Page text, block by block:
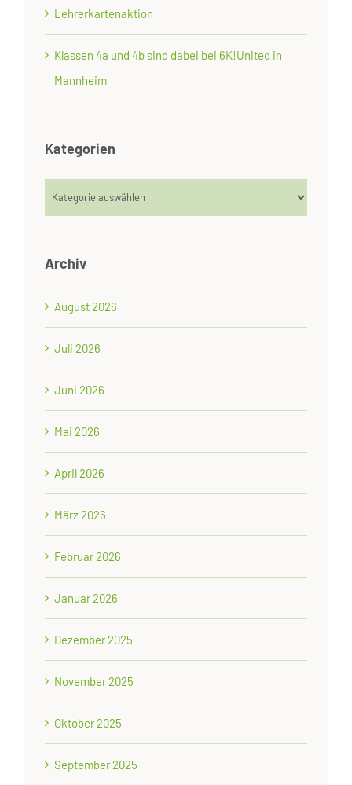
Lehrerkartenaktion
Klassen 4a und 4b sind dabei bei 6K!United in
Mannheim
Kategorien
Kategorien
Archiv
August 2026
Juli 2026
Juni 2026
Mai 2026
April 2026
März 2026
Februar 2026
Januar 2026
Dezember 2025
November 2025
Oktober 2025
September 2025